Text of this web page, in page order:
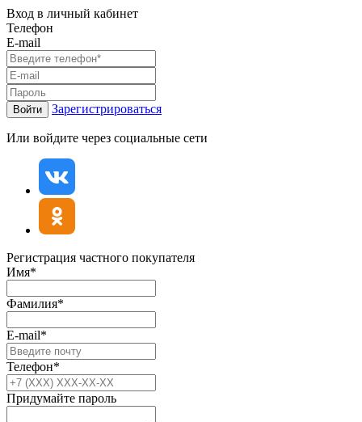
Вход в личный кабинет
Телефон
E-mail
Войти Зарегистрироваться
Или войдите через социальные сети
Регистрация частного покупателя
Имя*
Фамилия*
E-mail*
Телефон*
Придумайте пароль